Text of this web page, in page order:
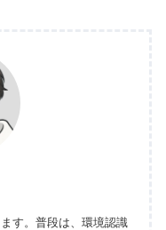
す。普段は、環境認識